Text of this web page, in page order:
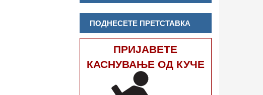
ПОДНЕСЕТЕ ПРЕТСТАВКА
ПРИЈАВЕТЕ
КАСНУВАЊЕ ОД КУЧЕ